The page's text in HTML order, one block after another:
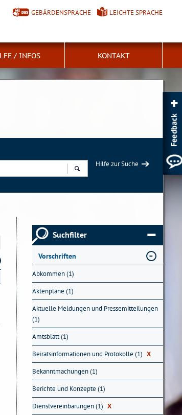
GEBÄRDENSPRACHE LEICHTE SPRACHE
/ INFOS KONTAKT
Hilfe zur Suche
Suchfilter
Vorschriften
Abkommen (1)
Aktenpläne (1)
Aktuelle Meldungen und Pressemitteilungen
(1)
Amtsblatt (1)
Beiratsinformationen und Protokolle (1) X
Bekanntmachungen (1)
Berichte und Konzepte (1)
Dienstvereinbarungen (1) X